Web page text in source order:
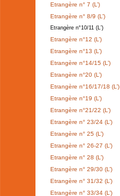
Etrangère n° 7 (L’)
Etrangère n° 8/9 (L’)
Etrangère n°10/11 (L’)
Etrangère n°12 (L’)
Etrangère n°13 (L’)
Etrangère n°14/15 (L’)
Etrangère n°20 (L’)
Etrangère n°16/17/18 (L’)
Etrangère n°19 (L’)
Etrangère n°21/22 (L’)
Etrangère n° 23/24 (L’)
Etrangère n° 25 (L’)
Etrangère n° 26-27 (L’)
Etrangère n° 28 (L’)
Etrangère n° 29/30 (L’)
Etrangère n° 31/32 (L’)
Etrangère n° 33/34 (L’)